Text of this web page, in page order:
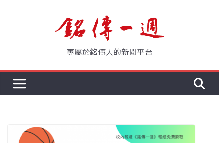
專屬於銘傳人的新聞平台